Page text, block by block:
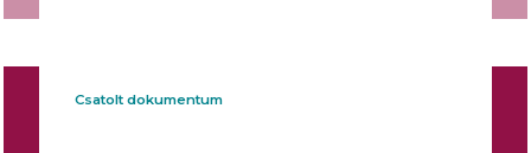
Csatolt dokumentum